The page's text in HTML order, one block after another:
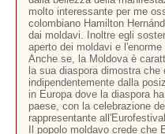
molto interessante per me
colombiano Hamilton
dai moldavi. Inoltre egli
aperto dei moldavi e
Anche se, la Moldova è
la sua diaspora dimostra
indipendentemente dalla
in Europa dove la diaspora
paese, con la celebrazione
rappresentante
Il popolo moldavo crede